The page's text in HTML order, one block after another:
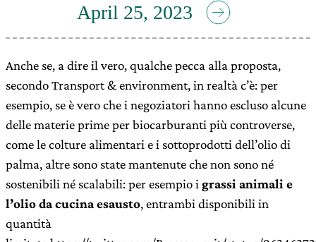
April 25, 2023
Anche se, a dire il vero, qualche pecca alla proposta,
secondo Transport & environment, in realtà c’è: per
esempio, se è vero che i negoziatori hanno escluso alcune
delle materie prime per biocarburanti più controverse,
come le colture alimentari e i sottoprodotti dell’olio di
palma, altre sono state mantenute che non sono né
sostenibili né scalabili: per esempio i grassi animali e
l’olio da cucina esausto, entrambi disponibili in
quantità